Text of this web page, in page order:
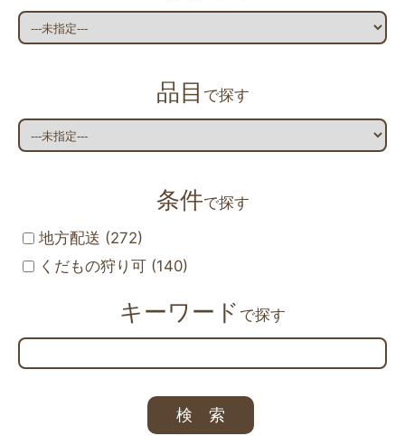
品目 で探す
条件で探す
地方配送 (272)
くだもの狩り可 (140)
キーワード で探す